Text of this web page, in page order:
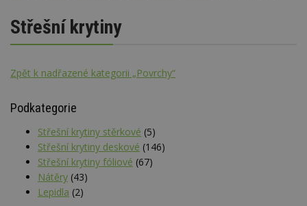
Střešní krytiny
Zpět k nadřazené kategorii „Povrchy“
Podkategorie
Střešní krytiny stěrkové (5)
Střešní krytiny deskové (146)
Střešní krytiny fóliové (67)
Nátěry (43)
Lepidla (2)